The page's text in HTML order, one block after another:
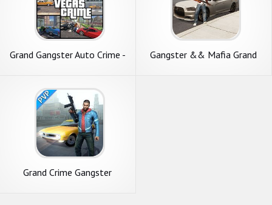
Grand Gangster Auto Crime -
Gangster && Mafia Grand
Grand Crime Gangster